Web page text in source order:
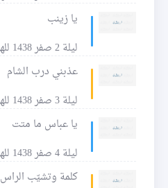
يا زينب
ليلة 2 صفر 1438 للهجرة
عذبني درب الشام
ليلة 3 صفر 1438 للهجرة
يا عباس ما متت
ليلة 4 صفر 1438 للهجرة
كلمة وتشيّب الراس